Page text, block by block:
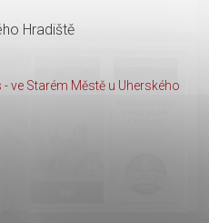
Hradiště
ve Starém Městě u Uherského